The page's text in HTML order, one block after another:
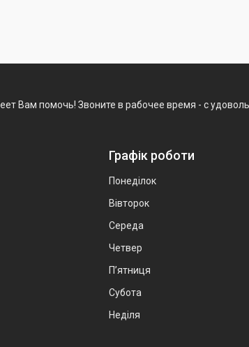
Вам помочь! Звоните в рабочее время - с
Графік роботи
Понеділок
Вівторок
Середа
Четвер
Пʼятниця
Субота
Неділя